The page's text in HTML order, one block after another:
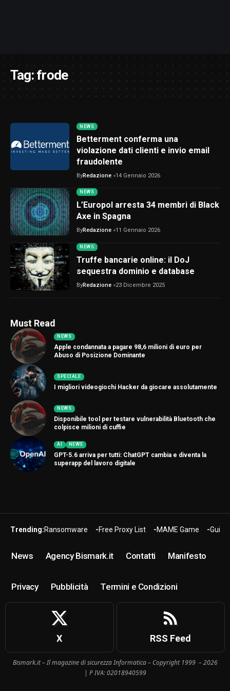
Tag:frode
NEWS
Betterment conferma una
violazione dati clienti e invio email
fraudolente
ByRedazione 14 Gennaio 2026
NEWS
L’Europol arresta 34 membri di Black
Axe in Spagna
ByRedazione 11 Gennaio 2026
NEWS
Truffe bancarie online: il DoJ
sequestra dominio e database
ByRedazione 23 Dicembre 2025
Must Read
NEWS
Apple condannata a pagare 98,6 milioni di euro per
Abuso di Posizione Dominante
SPECIALE
I migliori videogiochi Hacker da giocare assolutamente
NEWS
Disponibile tool per testare vulnerabilità Bluetooth che
colpisce milioni di cuffie
AI NEWS
GPT-5.6 arriva per tutti: ChatGPT cambia e diventa la
superapp del lavoro digitale
Trending:Ransomware Free Proxy List MAME Game Guide
News Agency Bismark.it Contatti Manifesto
Privacy Pubblicità Termini e Condizioni
X RSS Feed
Bismark.it – Il magazine di sicurezza Informatica – Copyright 1999 – 2026
| P IVA: 02018940599